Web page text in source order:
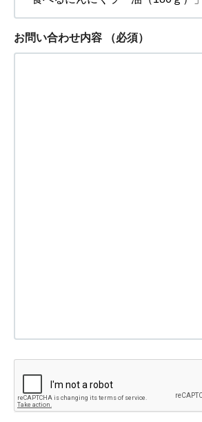
お問い合わせ内容 （必須）